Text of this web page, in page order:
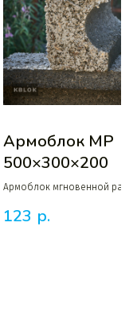
Армоблок МР
500×300×200
Армоблок мгновенной
123 р.